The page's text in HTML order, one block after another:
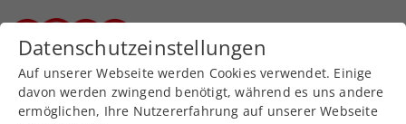
Zurück zur Newsübersicht
Datenschutzeinstellungen
Auf unserer Webseite werden Cookies verwendet. Einige
davon werden zwingend benötigt, während es uns andere
ermöglichen, Ihre Nutzererfahrung auf unserer Webseite